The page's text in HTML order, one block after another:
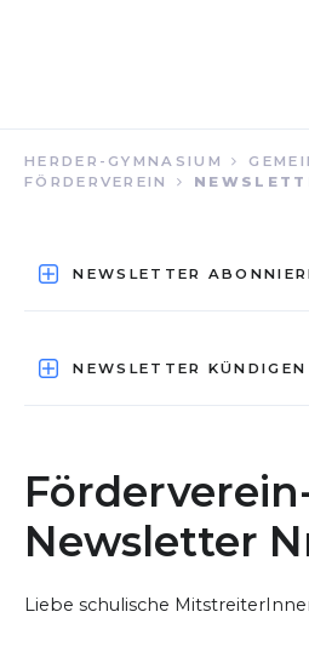
HERDER-GYMNASIUM
FÖRDERVEREIN
NEWSLETTER
NEWSLETTER KÜNDIGEN
Newsletter
Liebe schulische